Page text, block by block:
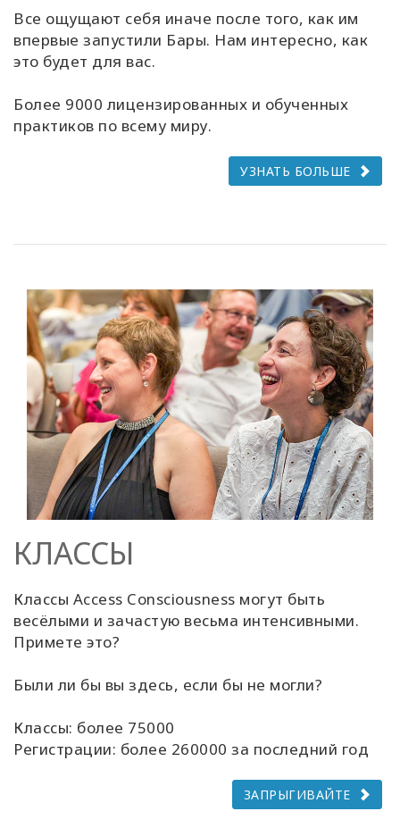
Все ощущают себя иначе после того, как им
впервые запустили Бары. Нам интересно, как
это будет для вас.
Более 9000 лицензированных и обученных
практиков по всему миру.
УЗНАТЬ БОЛЬШЕ
КЛАССЫ
Классы Access Consciousness могут быть
весёлыми и зачастую весьма интенсивными.
Примете это?
Были ли бы вы здесь, если бы не могли?
Классы: более 75000
Регистрации: более 260000 за последний год
ЗАПРЫГИВАЙТЕ